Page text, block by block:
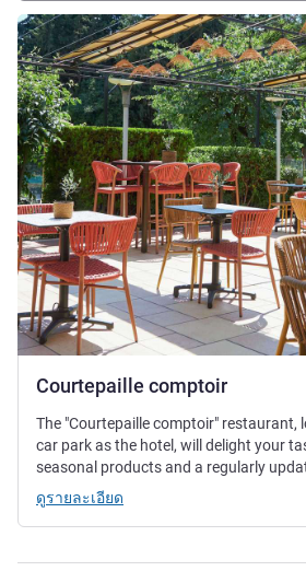
Courtepaille comptoir
ดูรายละเอียด
The "Courtepaille comptoir" restaurant,
car park as the hotel, will delight your
seasonal products and a regularly
ดูรายละเอียด